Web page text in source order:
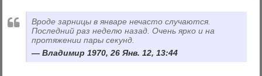
Вроде зарницы в январе нечасто случаются.
Последний раз неделю назад. Очень ярко и на
протяжении пары секунд.
Владимир 1970, 26 Янв. 12, 13:44